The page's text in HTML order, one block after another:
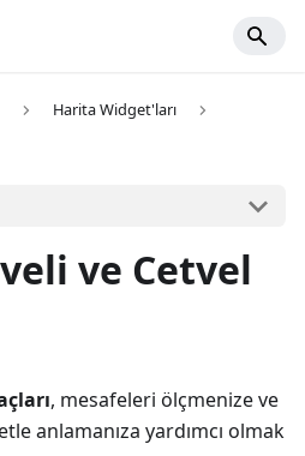
Harita Widget'ları
ve Cetvel
, mesafeleri ölçmenize ve
anlamanıza yardımcı olmak